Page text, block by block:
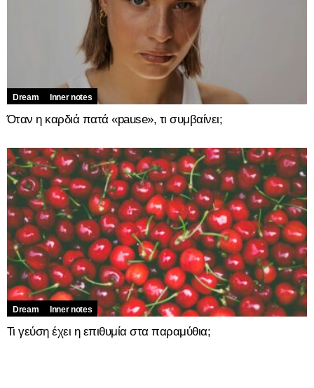
Dream Inner notes
Όταν η καρδιά πατά «pause», τι συμβαίνει;
Dream Inner notes
Τι γεύση έχει η επιθυμία στα παραμύθια;